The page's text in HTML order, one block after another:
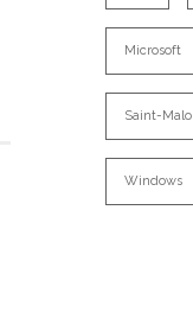
Microsoft
Saint-Malo
Windows